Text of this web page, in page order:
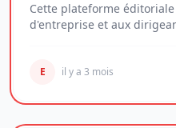
Cette plateforme
d'entreprise et aux
E il y a 3 mois